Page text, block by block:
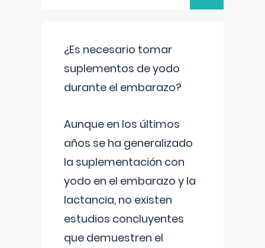
¿Es necesario tomar
suplementos de yodo
durante el embarazo?
Aunque en los últimos
años se ha generalizado
la suplementación con
yodo en el embarazo y la
lactancia, no existen
estudios concluyentes
que demuestren el